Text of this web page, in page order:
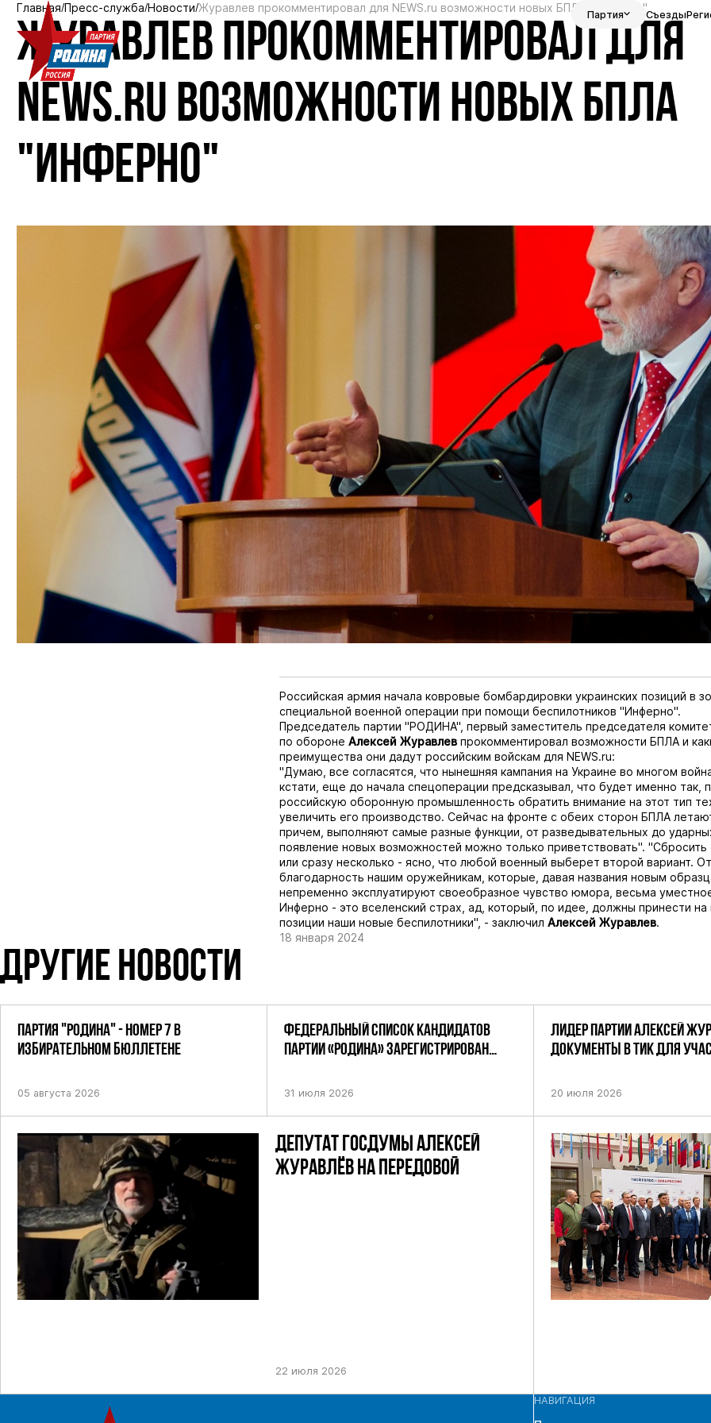
Партия Съезды
Главная Пресс-служба Новости Журавлев прокомментировал для NEWS.ru возможности новых БПЛА "Инферно"
ЖУРАВЛЕВ ПРОКОММЕНТИРОВАЛ ДЛЯ
NEWS.RU ВОЗМОЖНОСТИ НОВЫХ БПЛА
"ИНФЕРНО"
Российская армия начала ковровые бомбардировки украинских позиций в
специальной военной операции при помощи беспилотников "Инферно".
Председатель партии "РОДИНА", первый заместитель председателя
по обороне Алексей Журавлевпрокомментировал возможности БПЛА и
преимущества они дадут российским войскам для NEWS.ru:
"Думаю, все согласятся, что нынешняя кампания на Украине во многом
кстати, еще до начала спецоперации предсказывал, что будет именно так,
российскую оборонную промышленность обратить внимание на этот тип
увеличить его производство. Сейчас на фронте с обеих сторон БПЛА
причем, выполняют самые разные функции, от разведывательных до
появление новых возможностей можно только приветствовать". "Сбросить
или сразу несколько - ясно, что любой военный выберет второй вариант.
благодарность нашим оружейникам, которые, давая названия новым
непременно эксплуатируют своеобразное чувство юмора, весьма
Инферно - это вселенский страх, ад, который, по идее, должны принести
позиции наши новые беспилотники", - заключил Алексей Журавлев.
18 января 2024
ДРУГИЕ НОВОСТИ
ПАРТИЯ "РОДИНА" - НОМЕР 7 В
ИЗБИРАТЕЛЬНОМ БЮЛЛЕТЕНЕ
05 августа 2026
ФЕДЕРАЛЬНЫЙ СПИСОК КАНДИДАТОВ
ПАРТИИ «РОДИНА» ЗАРЕГИСТРИРОВАН
31 июля 2026
ДЕПУТАТ ГОСДУМЫ АЛЕКСЕЙ
ЖУРАВЛЁВ НА ПЕРЕДОВОЙ
22 июля 2026
ЛИДЕР ПАРТИИ АЛЕКСЕЙ
ДОКУМЕНТЫ В ТИК ДЛЯ
ПО НЕФТЕКАМСКОМУ
20 июля 2026
НАВИГАЦИЯ